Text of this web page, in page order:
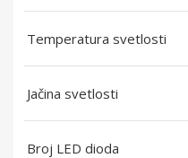
Temperatura svetlosti
Jačina svetlosti
Broj LED dioda